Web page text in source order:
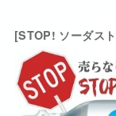
[STOP! ソーダス